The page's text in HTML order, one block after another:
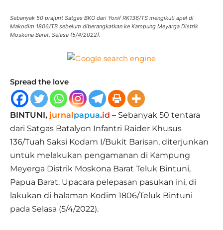
Sebanyak 50 prajurit Satgas BKO dari Yonif RK136/TS mengikuti apel di
Makodim 1806/TB sebelum diberangkatkan ke Kampung Meyarga Distrik
Moskona Barat, Selasa (5/4/2022).
Spread the love
BINTUNI, jurnalpapua.id – Sebanyak 50 tentara
dari Satgas Batalyon Infantri Raider Khusus
136/Tuah Saksi Kodam I/Bukit Barisan, diterjunkan
untuk melakukan pengamanan di Kampung
Meyerga Distrik Moskona Barat Teluk Bintuni,
Papua Barat. Upacara pelepasan pasukan ini, di
lakukan di halaman Kodim 1806/Teluk Bintuni
pada Selasa (5/4/2022).